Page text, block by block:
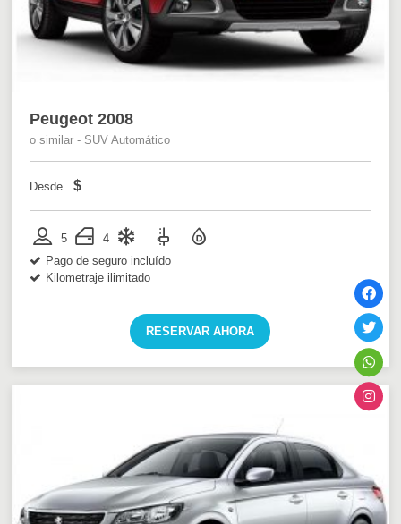
Peugeot 2008
o similar - SUV Automático
Desde $
5
4
Pago de seguro incluído
Kilometraje ilimitado
RESERVAR AHORA